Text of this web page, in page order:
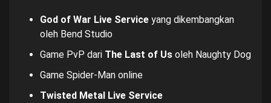
God of War Live Service yang dikembangkan
oleh Bend Studio
Game PvP dari The Last of Us oleh Naughty Dog
Game Spider-Man online
Twisted Metal Live Service